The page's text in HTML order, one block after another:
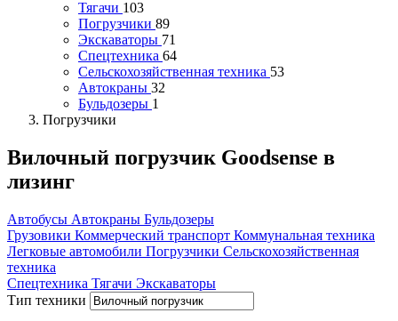
Тягачи 103
Погрузчики 89
Экскаваторы 71
Спецтехника 64
Сельскохозяйственная техника 53
Автокраны 32
Бульдозеры 1
Погрузчики
Вилочный погрузчик Goodsense в
лизинг
Автобусы Автокраны Бульдозеры
Грузовики Коммерческий транспорт Коммунальная техника
Легковые автомобили Погрузчики Сельскохозяйственная
техника
Спецтехника Тягачи Экскаваторы
Тип техники